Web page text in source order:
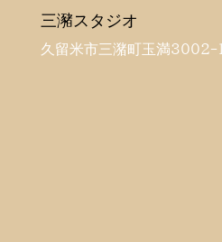
三瀦スタジオ
久留米市三潴町玉満3002-1